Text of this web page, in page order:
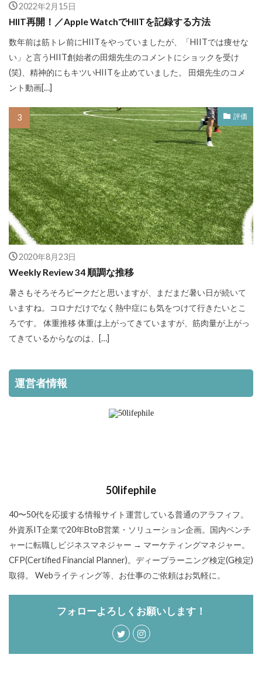
2022年2月15日
HIIT再開！／Apple WatchでHIITを記録する方法
数年前は筋トレ前にHIITをやっていましたが、「HIITでは痩せな
い」と言うHIIT創始者の田畑先生のコメントにショックを受け
(笑)、精神的にもキツいHIITを止めていました。 田畑先生のコメ
ント動画[…]
評価
2020年8月23日
Weekly Review 34 順調な推移
暑さもそろそろピークだと思いますが、まだまだ暑い日が続いて
いますね。コロナだけでなく熱中症にも気をつけて行きたいとこ
ろです。 体重推移 体重は上がってきていますが、筋肉量が上がっ
てきているからなのは、[…]
運営者情報
50lifephile
40〜50代を応援する情報サイト運営している普通のアラフィフ。
外資系IT企業で20年BtoB営業・ソリューション企画。国内ベンチ
ャーに転職しビジネスマネジャー → マーケティングマネジャー。
CFP(Certified Financial Planner)。ディープラーニング検定(G検定)
取得。 Webライティング等、お仕事のご依頼はお気軽に。
フォローよろしくお願いします！